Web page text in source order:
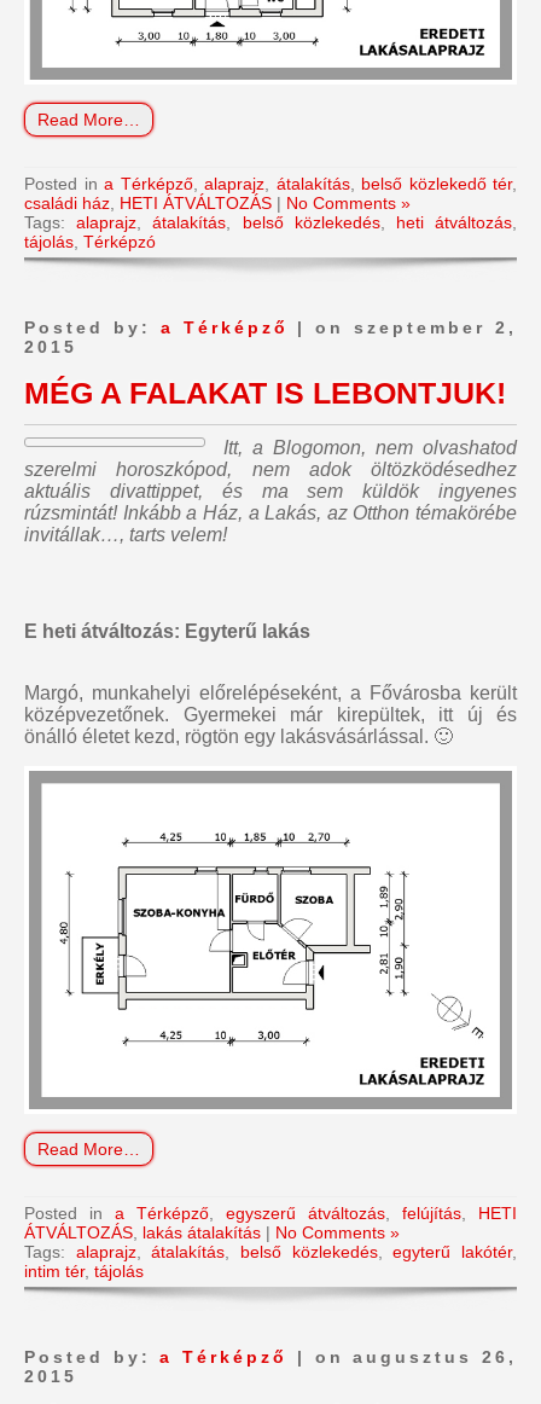
Read More…
Posted in a Térképző, alaprajz átalakítás, belső közlekedő tér,
családi ház HETI ÁTVÁLTOZÁS | No Comments »
Tags:alaprajz ,átalakítás belső közlekedés, heti átváltozás
tájolás Térképzó
Posted by: a Térképző
| on szeptember 2,
2015
MÉG A FALAKAT IS LEBONTJUK!
Itt, a Blogomon, nem olvashatod
szerelmi horoszkópod, nem adok öltözködésedhez
aktuális divattippet, és ma sem küldök ingyenes
rúzsmintát! Inkább a Ház, a Lakás, az Otthon témakörébe
invitállak…, tarts velem!
E heti átváltozás: Egyterű lakás
Margó, munkahelyi előrelépéseként, a Fővárosba került
középvezetőnek. Gyermekei már kirepültek, itt új és
önálló életet kezd, rögtön egy lakásvásárlással. 🙂
Read More…
Posted in a Térképző egyszerű átváltozás felújítás
HETI
ÁTVÁLTOZÁS lakás átalakítás | No Comments »
Tags: alaprajz,átalakítás belső közlekedés,egyterű lakótér,
intim tér, tájolás
Posted by:a Térképző
| on augusztus 26,
2015